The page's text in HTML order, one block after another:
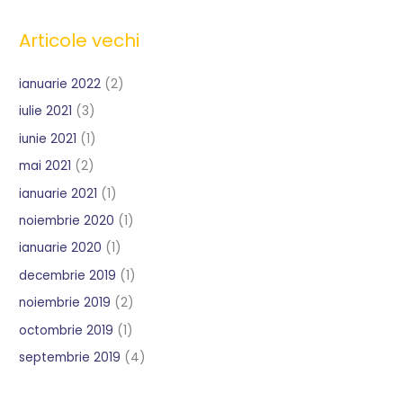
Articole vechi
ianuarie 2022 (2)
iulie 2021 (3)
iunie 2021 (1)
mai 2021 (2)
ianuarie 2021 (1)
noiembrie 2020 (1)
ianuarie 2020 (1)
decembrie 2019 (1)
noiembrie 2019 (2)
octombrie 2019 (1)
septembrie 2019 (4)